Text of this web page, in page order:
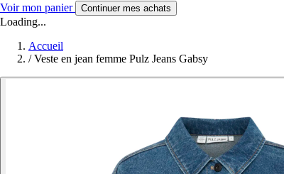
Voir mon panier Continuer mes achats
Loading...
Accueil
/ Veste en jean femme Pulz Jeans Gabsy